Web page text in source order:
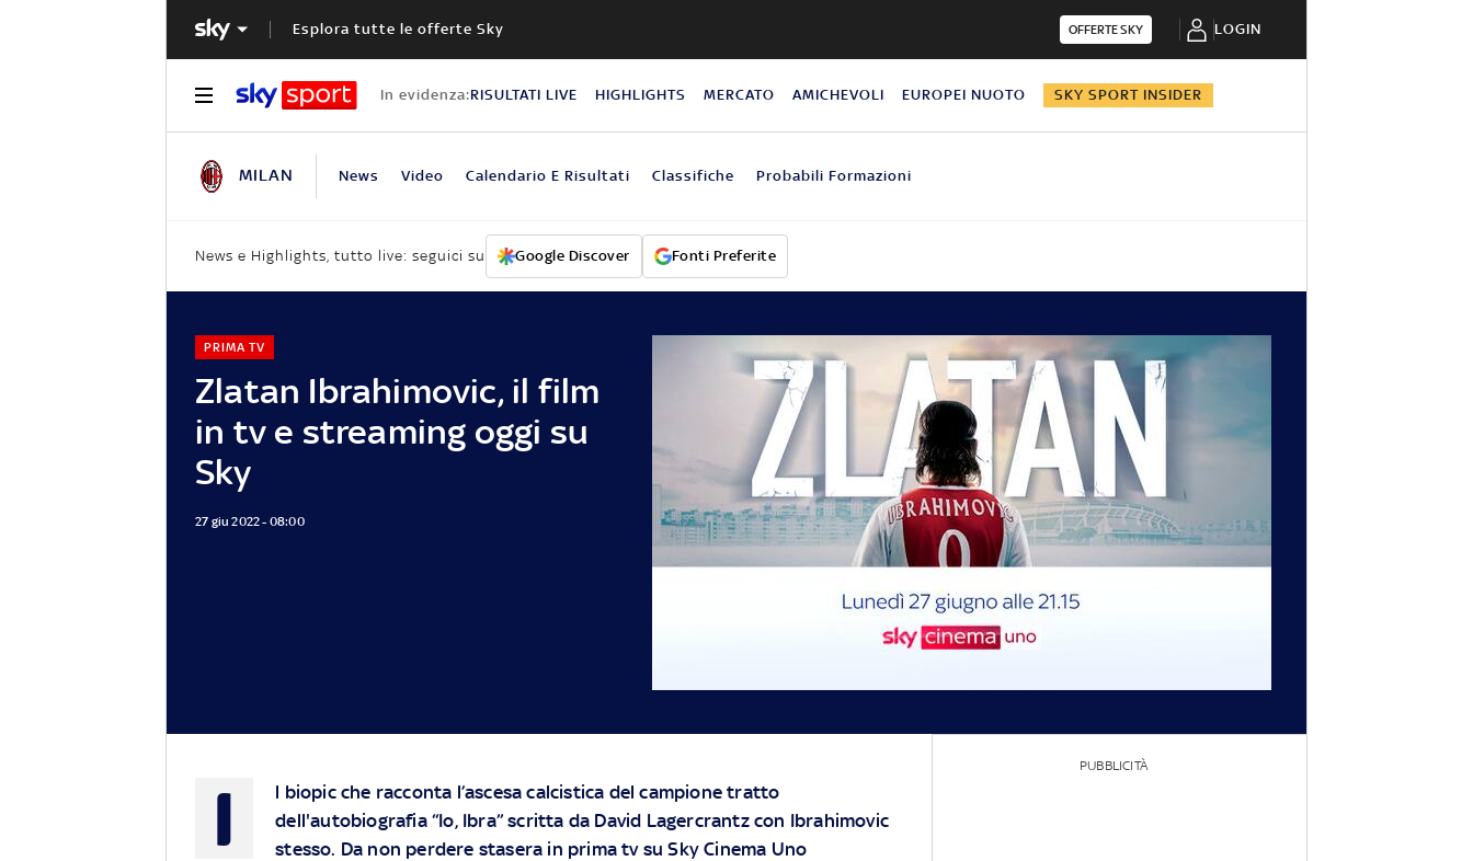
Esplora tutte le offerte Sky OFFERTE SKY LOGIN
In evidenza:RISULTATI LIVE HIGHLIGHTS MERCATO AMICHEVOLI EUROPEI NUOTO SKY SPORT INSIDER
MILAN News Video Calendario E Risultati Classifiche Probabili Formazioni
News e Highlights, tutto live: seguici su Google Discover Fonti Preferite
Zlatan Ibrahimovic, il film
in tv e streaming oggi su
Sky
PRIMA TV
27 giu 2022 - 08:00
I
l biopic che racconta l’ascesa calcistica del campione tratto
dell'autobiografia “Io, Ibra” scritta da David Lagercrantz con Ibrahimovic
stesso. Da non perdere stasera in prima tv su Sky Cinema Uno
PUBBLICITÀ